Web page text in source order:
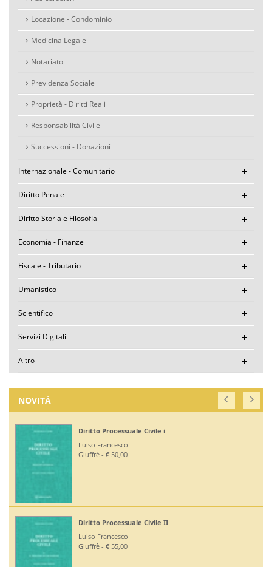
Locazione - Condominio
Medicina Legale
Notariato
Previdenza Sociale
Proprietà - Diritti Reali
Responsabilità Civile
Successioni - Donazioni
Internazionale - Comunitario
Diritto Penale
Diritto Storia e Filosofia
Economia - Finanze
Fiscale - Tributario
Umanistico
Scientifico
Servizi Digitali
Altro
NOVITÀ
Diritto Processuale Civile i
Luiso Francesco
Giuffrè - € 50,00
Diritto Processuale Civile II
Luiso Francesco
Giuffrè - € 55,00